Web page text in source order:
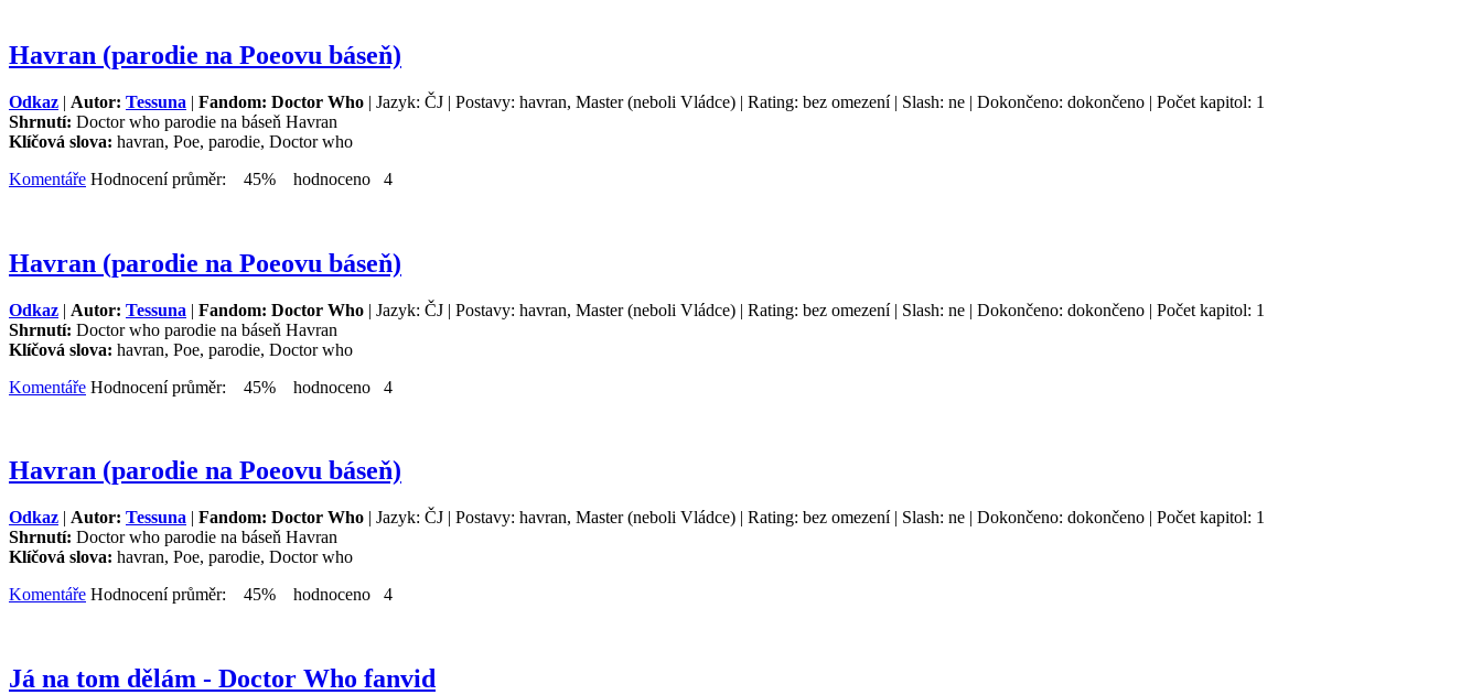
Havran (parodie na Poeovu báseň)
Odkaz | Autor: Tessuna | Fandom: Doctor Who | Jazyk: ČJ | Postavy: havran, Master (neboli Vládce) | Rating: bez omezení | Slash: ne | Dokončeno: dokončeno | Počet kapitol: 1
Shrnutí: Doctor who parodie na báseň Havran
Klíčová slova: havran, Poe, parodie, Doctor who
Komentáře Hodnocení průměr: 45% hodnoceno 4
Havran (parodie na Poeovu báseň)
Odkaz | Autor: Tessuna | Fandom: Doctor Who | Jazyk: ČJ | Postavy: havran, Master (neboli Vládce) | Rating: bez omezení | Slash: ne | Dokončeno: dokončeno | Počet kapitol: 1
Shrnutí: Doctor who parodie na báseň Havran
Klíčová slova: havran, Poe, parodie, Doctor who
Komentáře Hodnocení průměr: 45% hodnoceno 4
Havran (parodie na Poeovu báseň)
Odkaz | Autor: Tessuna | Fandom: Doctor Who | Jazyk: ČJ | Postavy: havran, Master (neboli Vládce) | Rating: bez omezení | Slash: ne | Dokončeno: dokončeno | Počet kapitol: 1
Shrnutí: Doctor who parodie na báseň Havran
Klíčová slova: havran, Poe, parodie, Doctor who
Komentáře Hodnocení průměr: 45% hodnoceno 4
Já na tom dělám - Doctor Who fanvid